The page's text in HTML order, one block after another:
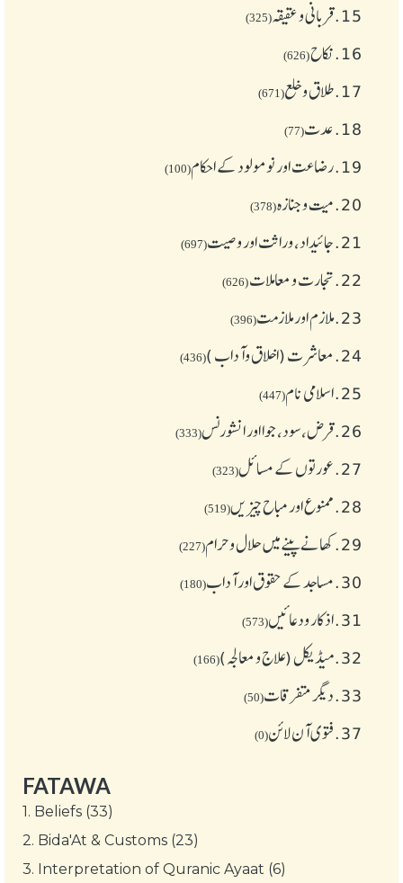
15. قربانی و عقیقہ(325)
16. نکاح(626)
17. طلاق و خلع(671)
18. عدت(77)
19. رضاعت اور نومولود کے احکام(100)
20. میت و جنازہ(378)
21. جائیداد، وراثت اور وصیت(697)
22. تجارت و معاملات(626)
23. ملازم اور ملازمت(396)
24. معاشرت (اخلاق وآداب )(436)
25. اسلامی نام(447)
26. قرض،سود، جوا اور انشورنس(333)
27. عورتوں کے مسائل(323)
28. ممنوع اور مباح چیز یں(519)
29. کھانے پینے میں حلال و حرام(227)
30. مساجد کے حقوق اور آداب(180)
31. اذکار ودعائیں(573)
32. میڈیکل (علاج و معالجہ)(166)
33. دیگر متفرقات(50)
37. فتوی آن لائن(0)
FATAWA
1. Beliefs (33)
2. Bida'At & Customs (23)
3. Interpretation of Quranic Ayaat (6)